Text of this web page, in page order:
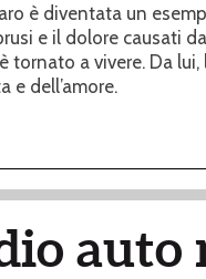
è diventata un
e il dolore causati
tornato a vivere. Da
e dell’amore.
auto